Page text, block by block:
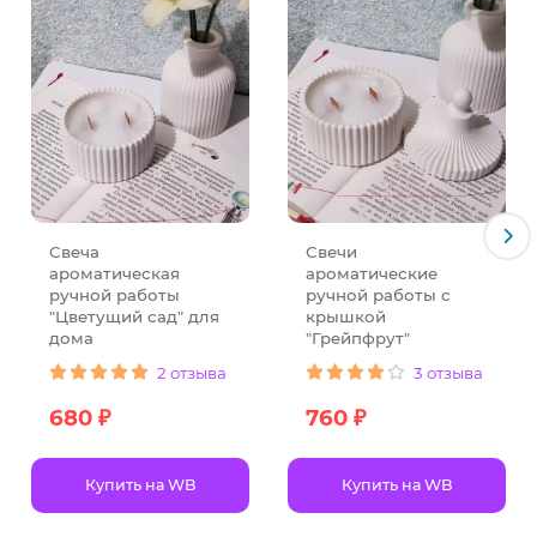
фонового аромата для гостей,
создания уютной атмосферы дома.
✦ Подходит для дома и офиса
Свеча «Зелёное яблоко» гармонично смотрится:
на рабочем столе,
на кухне,
в спальне,
Свежий аромат помогает удерживать внимание,
добавляет лёгкость в атмосферу и не перегружает
Свеча
ароматическая
ручной работы
"Цветущий сад" для
дома
2 отзыва
680 ₽
Купить на WB
Свечи
ароматические
ручной работы с
крышкой
"Грейпфрут"
3 отзыва
760 ₽
Купить на WB